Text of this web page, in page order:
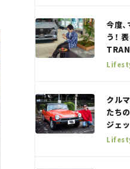
今度
う！
っと
クル
たち
ジェ